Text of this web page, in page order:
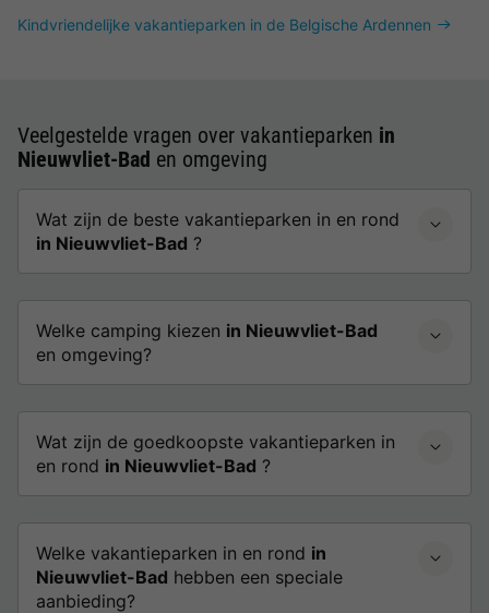
Kindvriendelijke vakantieparken in de Belgische Ardennen
Veelgestelde vragen over vakantieparken in
Nieuwvliet-Bad en omgeving
Wat zijn de beste vakantieparken in en rond
in Nieuwvliet-Bad ?
Welke camping kiezen in Nieuwvliet-Bad
en omgeving?
Wat zijn de goedkoopste vakantieparken in
en rond in Nieuwvliet-Bad ?
Welke vakantieparken in en rond in
Nieuwvliet-Bad hebben een speciale
aanbieding?